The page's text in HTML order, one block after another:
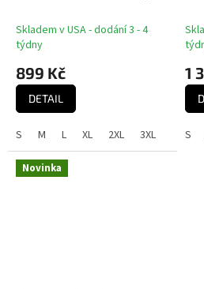
Skladem v USA - dodání 3 - 4
týdny
899 Kč
DETAIL
S M L XL 2XL 3XL
1
S
Novinka